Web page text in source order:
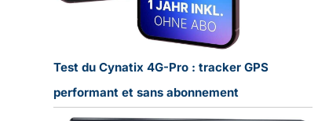
Test du Cynatix 4G-Pro : tracker GPS
performant et sans abonnement